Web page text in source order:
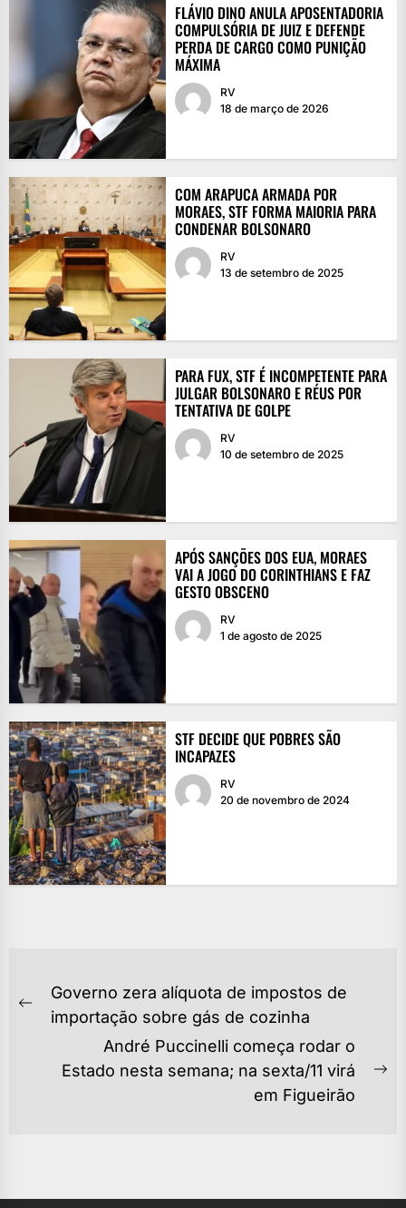
FLÁVIO DINO ANULA APOSENTADORIA
COMPULSÓRIA DE JUIZ E DEFENDE
PERDA DE CARGO COMO PUNIÇÃO
MÁXIMA
RV
18 de março de 2026
COM ARAPUCA ARMADA POR
MORAES, STF FORMA MAIORIA PARA
CONDENAR BOLSONARO
RV
13 de setembro de 2025
PARA FUX, STF É INCOMPETENTE PARA
JULGAR BOLSONARO E RÉUS POR
TENTATIVA DE GOLPE
RV
10 de setembro de 2025
APÓS SANÇÕES DOS EUA, MORAES
VAI A JOGO DO CORINTHIANS E FAZ
GESTO OBSCENO
RV
1 de agosto de 2025
STF DECIDE QUE POBRES SÃO
INCAPAZES
RV
20 de novembro de 2024
NAVEGAÇÃO
DEPrevious
Governo zera alíquota de impostos de
importação sobre gás de cozinha
André Puccinelli começa rodar o
Estado nesta semana; na sexta/11 virá
em Figueirão